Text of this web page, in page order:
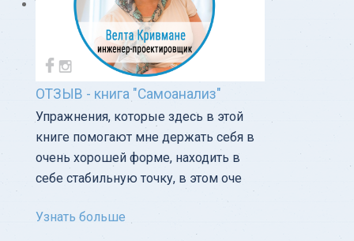
ОТЗЫВ - книга "Самоанализ"
Упражнения, которые здесь в этой
книге помогают мне держать себя в
очень хорошей форме, находить в
себе стабильную точку, в этом оче
Узнать больше